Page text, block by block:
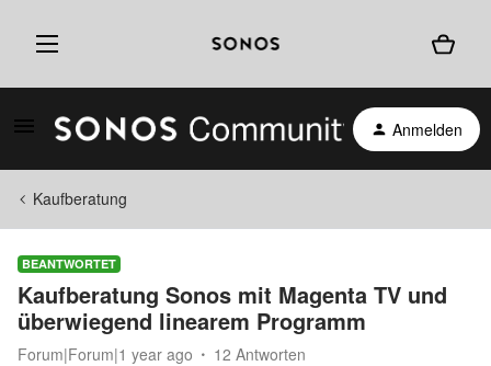
Anmelden
Kaufberatung
BEANTWORTET
Kaufberatung Sonos mit Magenta TV und
überwiegend linearem Programm
Forum|Forum|1 year ago 12 Antworten